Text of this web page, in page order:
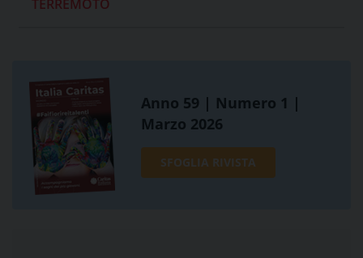
TERREMOTO
Anno 59 | Numero 1 |
Marzo 2026
SFOGLIA RIVISTA